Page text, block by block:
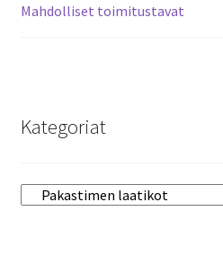
Mahdolliset toimitustavat
Kategoriat